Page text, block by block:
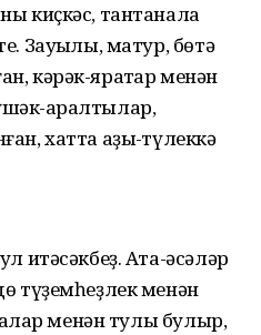
киҫкәс, тантанала
Зауыҡлы, матур, бөтә
кәрәк-яраҡтар менән
ҡаралтылар,
хатта аҙыҡ-түлеккә
итәсәкбеҙ. Ата-әсәләр
түҙемһеҙлек менән
менән тулы булыр,